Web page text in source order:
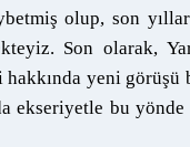
olup, son
Son olarak,
yeni görüşü
ekseriyetle bu